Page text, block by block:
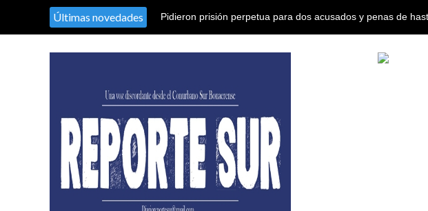
Últimas novedades ''La determinación del pueblo frustró los planes del enemigo''